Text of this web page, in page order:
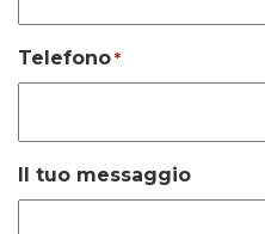
Telefono *
Il tuo messaggio